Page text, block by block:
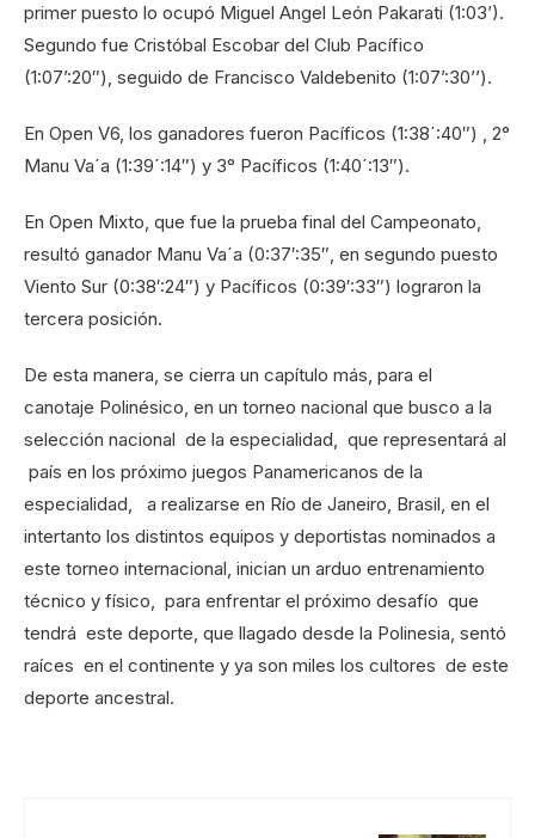
primer puesto lo ocupó Miguel Angel León Pakarati (1:03’).
Segundo fue Cristóbal Escobar del Club Pacífico
(1:07’:20″), seguido de Francisco Valdebenito (1:07’:30’’).
En Open V6, los ganadores fueron Pacíficos (1:38´:40″) , 2°
Manu Va´a (1:39´:14″) y 3° Pacíficos (1:40´:13″).
En Open Mixto, que fue la prueba final del Campeonato,
resultó ganador Manu Va´a (0:37′:35″, en segundo puesto
Viento Sur (0:38′:24″) y Pacíficos (0:39′:33″) lograron la
tercera posición.
De esta manera, se cierra un capítulo más, para el
canotaje Polinésico, en un torneo nacional que busco a la
selección nacional de la especialidad, que representará al
país en los próximo juegos Panamericanos de la
especialidad, a realizarse en Río de Janeiro, Brasil, en el
intertanto los distintos equipos y deportistas nominados a
este torneo internacional, inician un arduo entrenamiento
técnico y físico, para enfrentar el próximo desafío que
tendrá este deporte, que llagado desde la Polinesia, sentó
raíces en el continente y ya son miles los cultores de este
deporte ancestral.